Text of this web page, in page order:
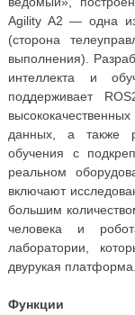
Agility A2 — одна из
(сторона
выполнения).
интеллекта и
поддерживает
данных, а также
обучения с
реальном
включают
большим
человека и
лаборатории,
двурукая платформа.
Функции